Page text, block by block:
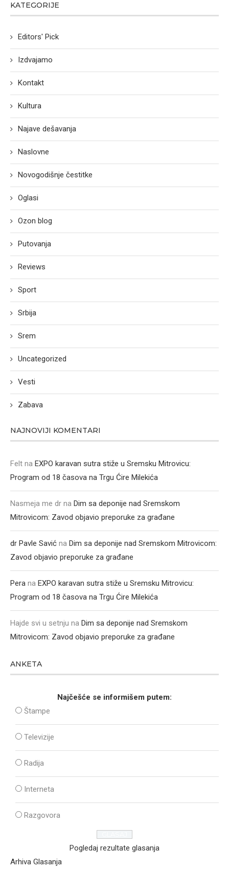
KATEGORIJE
Editors' Pick
Izdvajamo
Kontakt
Kultura
Najave dešavanja
Naslovne
Novogodišnje čestitke
Oglasi
Ozon blog
Putovanja
Reviews
Sport
Srbija
Srem
Uncategorized
Vesti
Zabava
NAJNOVIJI KOMENTARI
Felt na EXPO karavan sutra stiže u Sremsku Mitrovicu:
Program od 18 časova na Trgu Ćire Milekića
Nasmeja me dr na Dim sa deponije nad Sremskom
Mitrovicom: Zavod objavio preporuke za građane
dr Pavle Savić na Dim sa deponije nad Sremskom Mitrovicom:
Zavod objavio preporuke za građane
Pera na EXPO karavan sutra stiže u Sremsku Mitrovicu:
Program od 18 časova na Trgu Ćire Milekića
Hajde svi u setnju na Dim sa deponije nad Sremskom
Mitrovicom: Zavod objavio preporuke za građane
ANKETA
Najčešće se informišem putem:
Štampe
Televizije
Radija
Interneta
Razgovora
Pogledaj rezultate glasanja
Arhiva Glasanja